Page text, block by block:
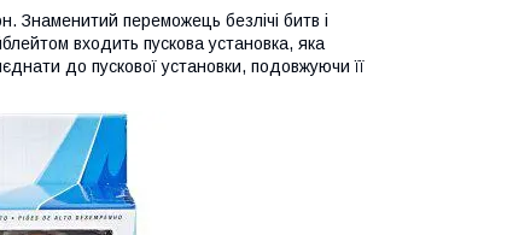
Знаменитий переможець безлічі битв і
входить пускова установка, яка
до пускової установки, подовжуючи її